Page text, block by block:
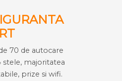
70 de autocare
stele, majoritatea
prize si wifi.